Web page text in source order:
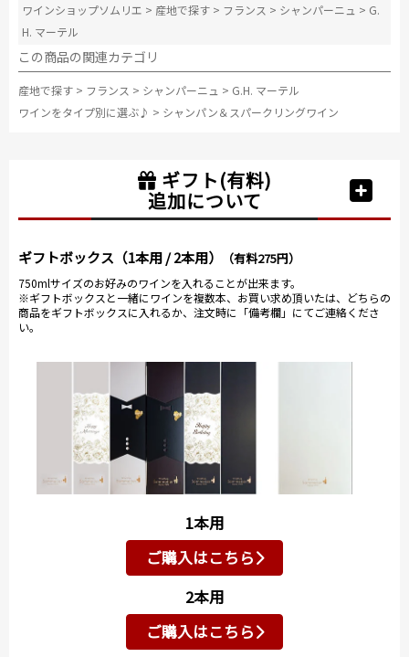
ワインショップソムリエ > 産地で探す > フランス > シャンパーニュ > G.
H. マーテル
この商品の関連カテゴリ
産地で探す > フランス > シャンパーニュ > G.H. マーテル
ワインをタイプ別に選ぶ♪ > シャンパン＆スパークリングワイン
ギフト(有料)
追加について
ギフトボックス（1本用 / 2本用） （有料275円）
750mlサイズのお好みのワインを入れることが出来ます。
※ギフトボックスと一緒にワインを複数本、お買い求め頂いたは、どちらの
商品をギフトボックスに入れるか、注文時に「備考欄」にてご連絡くださ
い。
1本用
ご購入はこちら
2本用
ご購入はこちら